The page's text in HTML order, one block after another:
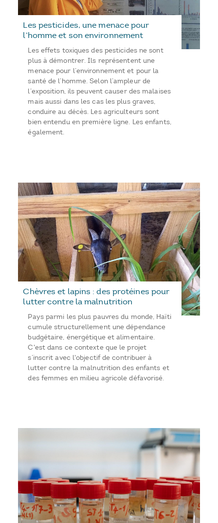
Les pesticides, une menace pour
l’homme et son environnement
Les effets toxiques des pesticides ne sont
plus à démontrer. Ils représentent une
menace pour l’environnement et pour la
santé de l’homme. Selon l’ampleur de
l’exposition, ils peuvent causer des malaises
mais aussi dans les cas les plus graves,
conduire au décès. Les agriculteurs sont
bien entendu en première ligne. Les enfants,
également.
Chèvres et lapins : des protéines pour
lutter contre la malnutrition
Pays parmi les plus pauvres du monde, Haïti
cumule structurellement une dépendance
budgétaire, énergétique et alimentaire.
C'est dans ce contexte que le projet
s’inscrit avec l'objectif de contribuer à
lutter contre la malnutrition des enfants et
des femmes en milieu agricole défavorisé.